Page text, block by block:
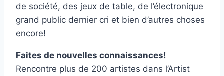
de société, des jeux de table, de l’électronique
grand public dernier cri et bien d’autres choses
encore!
Faites de nouvelles connaissances!
Rencontre plus de 200 artistes dans l’Artist